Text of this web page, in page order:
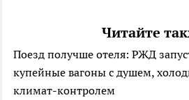
Читайте
Поезд получше отеля: РЖД
купейные вагоны с душем,
климат-контролем